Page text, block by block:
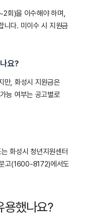
회)을 이수해야 하며,
니다. 미이수 시 지원금
요?
만, 화성시 지원금은
능 여부는 공고별로
화성시 청년지원센터
고(1600-8172)에서도
용했나요?